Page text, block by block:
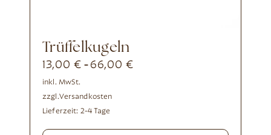
Trüffelkugeln
13,00 € - 66,00€
inkl. MwSt.
zzgl.Versandkosten
Lieferzeit: 2-4 Tage